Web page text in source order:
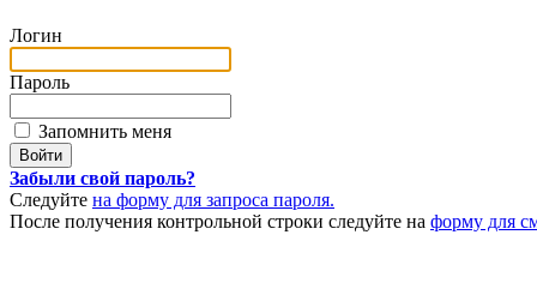
Логин
Пароль
Запомнить меня
Забыли свой пароль?
Следуйте на форму для запроса пароля.
После получения контрольной строки следуйте на форму для